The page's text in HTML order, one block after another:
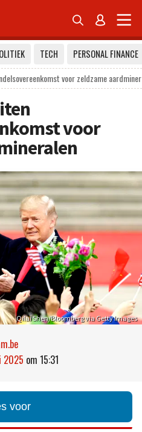
 
TECH
PERSONAL FINANCE
voor zeldzame
voor
Qilai Shen/Bloomberg via Getty Images
2025 om 15:31
voor